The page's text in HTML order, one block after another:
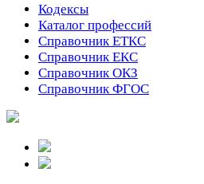
Кодексы
Каталог профессий
Справочник ЕТКС
Справочник ЕКС
Справочник ОКЗ
Справочник ФГОС